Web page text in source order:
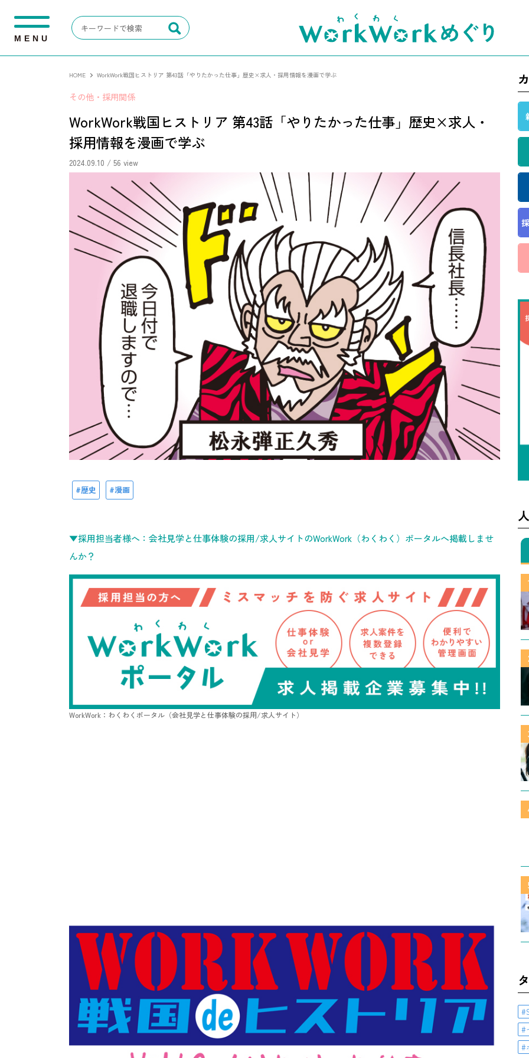
M E N U
HOME WorkWork戦国ヒストリア 第43話「やりたかった仕事」歴史×求人・採用情報を漫画で学ぶ
その他・採用関係
WorkWork戦国ヒストリア 第43話「やりたかった仕事」歴史×求人・
採用情報を漫画で学ぶ
2024.09.10 / 56 view
歴史 漫画
▼採用担当者様へ：会社見学と仕事体験の採用/求人サイトのWorkWork（わくわく）ポータルへ掲載しませ
んか？
WorkWork：わくわくポータル（会社見学と仕事体験の採用/求人サイト）